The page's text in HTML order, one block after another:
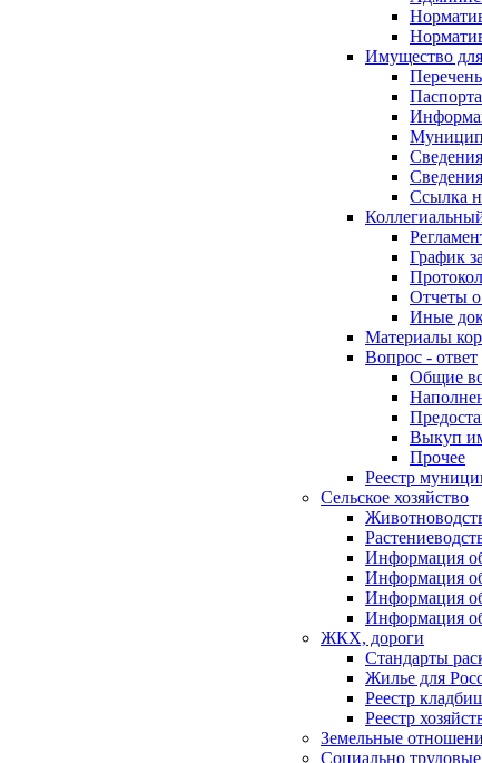
Имущество
Ссылка
График
Отчеты о
Иные
Материалы
Вопрос - ответ
Общие
Выкуп
Прочее
Реестр
Сельское хозяйство
Информация
Информация
Информация
Информация
ЖКХ, дороги
Стандарты
Жилье для
Реестр
Реестр
Земельные
Социально